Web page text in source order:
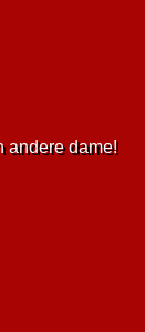
andere dame!